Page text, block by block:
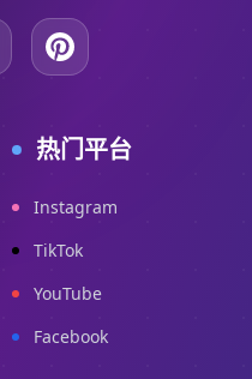
热门平台
Instagram
TikTok
YouTube
Facebook